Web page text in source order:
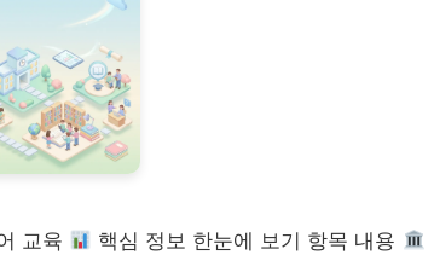
교육
핵심 정보 한눈에 보기 항목 내용